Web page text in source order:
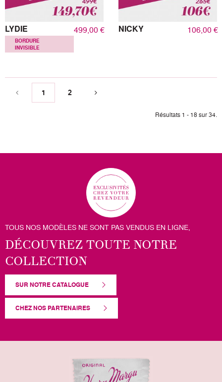
LYDIE 499,00 €
BORDURE
INVISIBLE
NICKY 106,00 €
1 2
Résultats 1 - 18 sur 34.
TOUS NOS MODÈLES NE SONT PAS VENDUS EN LIGNE,
DÉCOUVREZ TOUTE NOTRE
COLLECTION
SUR NOTRE CATALOGUE
CHEZ NOS PARTENAIRES